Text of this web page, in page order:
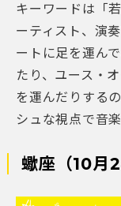
キーワードは「
ーティスト、演
ートに足を運ん
たり、ユース・
を運んだりする
シュな視点で音
蠍座（10月